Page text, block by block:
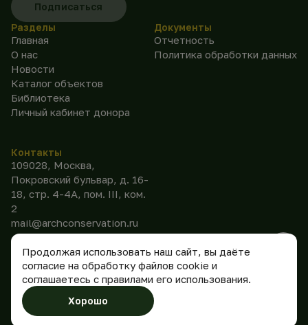
Подписаться
Разделы
Главная
О нас
Новости
Каталог объектов
Библиотека
Личный кабинет донора
Документы
Отчетность
Политика обработки данных
Контакты
109028, Москва,
Покровский бульвар, д. 16-
18, стр. 4-4А, пом. III, ком.
2
mail@archconservation.ru
2026
«Консервация»
Продолжая использовать наш сайт, вы даёте
согласие на обработку файлов cookie и
соглашаетесь с правилами его использования.
Хорошо